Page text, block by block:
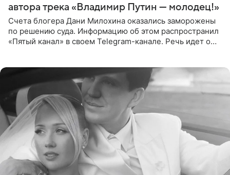
автора трека «Владимир Путин — молодец!»
Счета блогера Дани Милохина оказались заморожены
по решению суда. Информацию об этом распространил
«Пятый канал» в своем Telegram-канале. Речь идет о